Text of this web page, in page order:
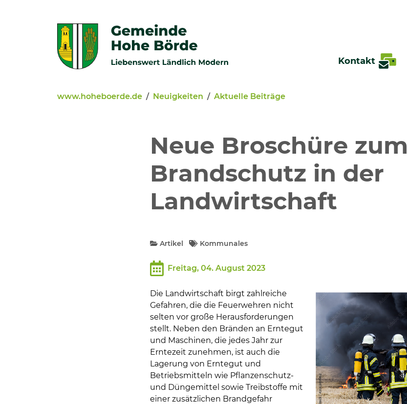
Kontakt
Veröffentlichungen
Wirtschaft, Bauen, Verkehr
Tourismus, Freizeit, Dorfleben
Ehrenamt und Engagement
www.hoheboerde.de Neuigkeiten Aktuelle Beiträge
Neue Broschüre zum
Brandschutz in der
Landwirtschaft
Artikel Kommunales
Freitag, 04. August 2023
Die Landwirtschaft birgt zahlreiche
Gefahren, die die Feuerwehren nicht
selten vor große Herausforderungen
stellt. Neben den Bränden an Erntegut
und Maschinen, die jedes Jahr zur
Erntezeit zunehmen, ist auch die
Lagerung von Erntegut und
Betriebsmitteln wie Pflanzenschutz-
und Düngemittel sowie Treibstoffe mit
einer zusätzlichen Brandgefahr